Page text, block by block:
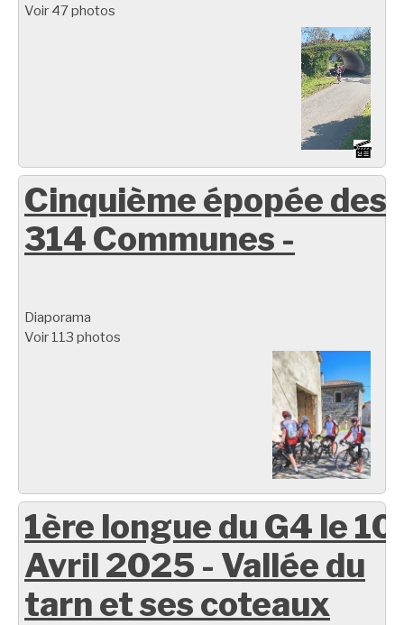
Voir 47 photos
Cinquième épopée des
314 Communes -
Diaporama
Voir 113 photos
1ère longue du G4 le 10
Avril 2025 - Vallée du
tarn et ses coteaux